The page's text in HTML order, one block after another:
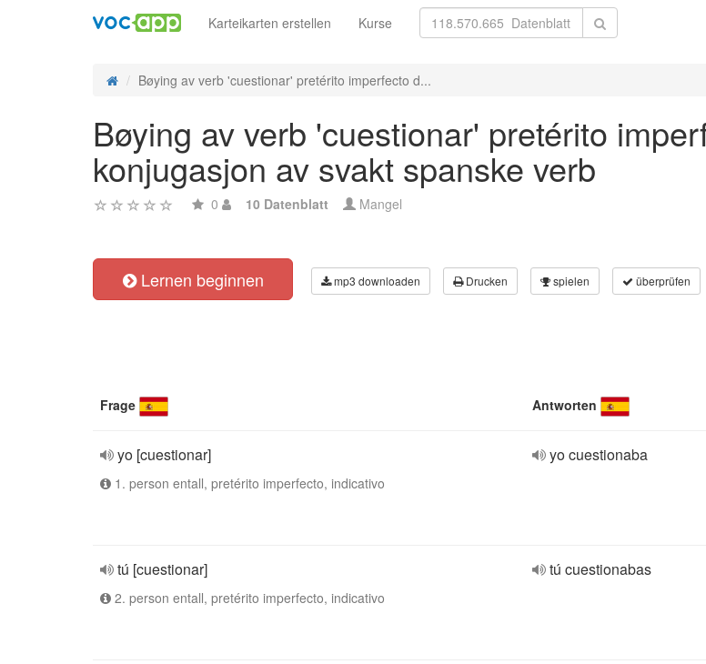
Karteikarten erstellen Kurse
Bøying av verb 'cuestionar' pretérito imperfecto d...
Bøying av verb 'cuestionar' pretérito
konjugasjon av svakt spanske verb
0 10 Datenblatt Mangel
Lernen beginnen mp3 downloaden Drucken spielen überprüfen
Frage Antworten
yo [cuestionar]
1. person entall, pretérito imperfecto, indicativo
yo cuestionaba
tú [cuestionar]
2. person entall, pretérito imperfecto, indicativo
tú cuestionabas